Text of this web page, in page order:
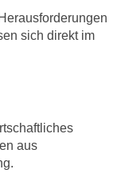
sich direkt im
aus